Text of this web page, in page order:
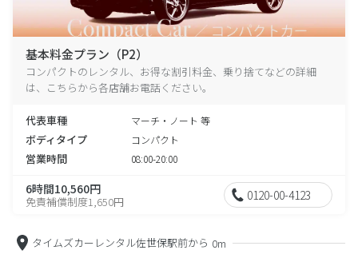
基本料金プラン（P2）
コンパクトのレンタル、お得な割引料金、乗り捨てなどの詳細
は、こちらから各店舗お電話ください。
代表車種 マーチ・ノート 等
ボディタイプ コンパクト
営業時間 08:00-20:00
6時間10,560円
免責補償制度1,650円 0120-00-4123
タイムズカーレンタル佐世保駅前から 0m